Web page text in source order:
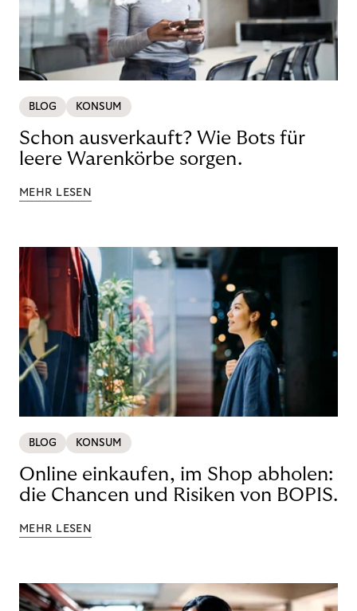
BLOG KONSUM
Schon ausverkauft? Wie Bots für
leere Warenkörbe sorgen.
MEHR LESEN
BLOG KONSUM
Online einkaufen, im Shop abholen:
die Chancen und Risiken von BOPIS.
MEHR LESEN